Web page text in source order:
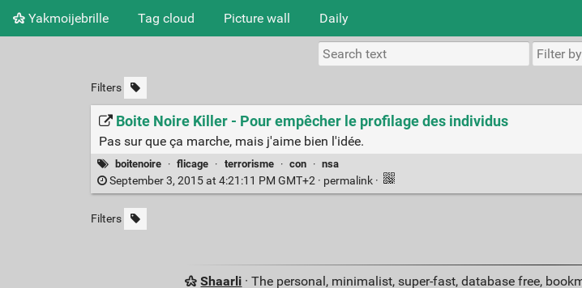
Yakmoijebrille Tag cloud Picture wall Daily
Filters
Boite Noire Killer - Pour empêcher le profilage des individus
Pas sur que ça marche, mais j'aime bien l'idée.
boitenoire · flicage · terrorisme · con · nsa
September 3, 2015 at 4:21:11 PM GMT+2 · permalink ·
Filters
Shaarli · The personal, minimalist, super-fast, database free,